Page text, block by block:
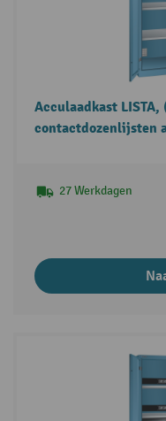
Acculaadkast LISTA,
contactdozenlijsten
27 Werkdagen